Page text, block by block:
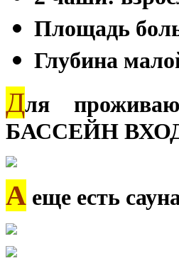
Площадь
Глубина
Для
БАССЕЙН
А еще есть